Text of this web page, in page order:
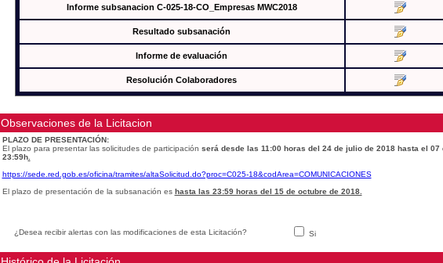
Informe subsanacion C-025-18-CO_Empresas MWC2018
Resultado subsanación
Informe de evaluación
Resolución Colaboradores
Observaciones de la Licitacion
PLAZO DE PRESENTACIÓN:
El plazo para presentar las solicitudes de participación será desde las 11:00 horas del 24 de julio de 2018 hasta el 07
23:59h.
https://sede.red.gob.es/oficina/tramites/altaSolicitud.do?proc=C025-18&codArea=COMUNICACIONES
El plazo de presentación de la subsanación es hasta las 23:59 horas del 15 de octubre de 2018.
¿Desea recibir alertas con las modificaciones de esta Licitación? Si